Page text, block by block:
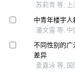
苏莉青 等,
中青年楼宇
潘文雷 等,
不同性别的广
差异
麦嘉泳 等, 国